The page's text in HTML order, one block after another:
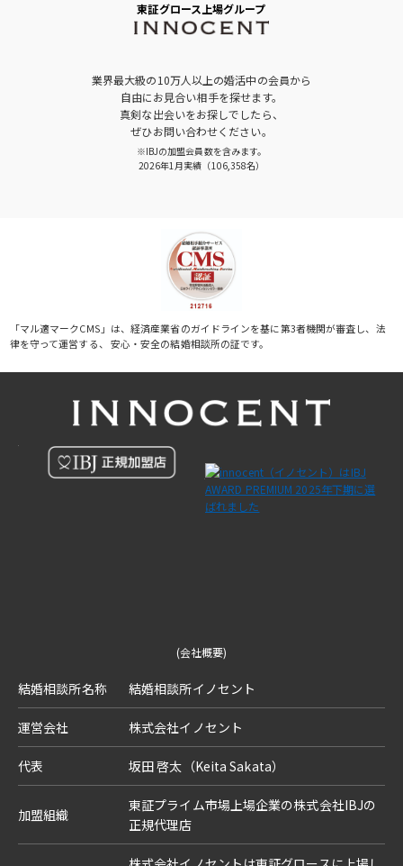
東証グロース上場グループ
業界最大級の10万人以上の婚活中の会員から
自由にお見合い相手を探せます。
真剣な出会いをお探しでしたら、
ぜひお問い合わせください。
※IBJの加盟会員数を含みます。
2026年1月実績（106,358名）
「マル適マークCMS」は、経済産業省のガイドラインを基に第3者機関が審査し、法
律を守って運営する、 安心・安全の結婚相談所の証です。
(会社概要)
結婚相談所名称 結婚相談所イノセント
運営会社 株式会社イノセント
代表 坂田 啓太（Keita Sakata）
加盟組織
東証プライム市場上場企業の株式会社IBJの
正規代理店